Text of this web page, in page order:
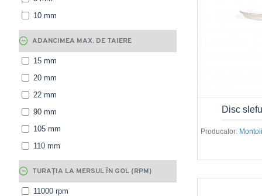
10 mm
ADANCIMEA MAX. DE TAIERE
15 mm
20 mm
22 mm
90 mm
105 mm
110 mm
TURAȚIA LA MERSUL ÎN GOL (RPM)
11000 rpm
Producator:
Disc